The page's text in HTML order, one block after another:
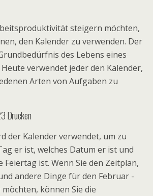
steigern möchten,
den Kalender zu verwenden. Der
des Lebens eines
verwendet jeder den Kalender,
Arten von Aufgaben zu
Drucken
der Kalender verwendet, um zu
er ist, welches Datum er ist und
Feiertag ist. Wenn Sie den Zeitplan,
andere Dinge für den Februar -
können Sie die